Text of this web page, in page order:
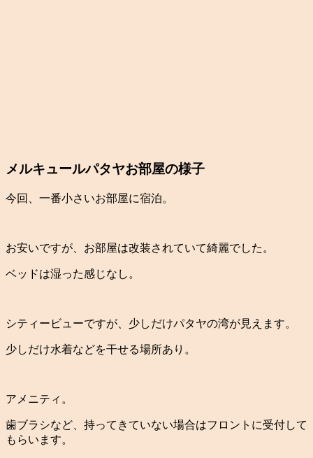
メルキュールパタヤお部屋の様子
今回、一番小さいお部屋に宿泊。
お安いですが、お部屋は改装されていて綺麗でした。
ベッドは湿った感じなし。
シティービューですが、少しだけパタヤの湾が見えます。
少しだけ水着などを干せる場所あり。
アメニティ。
歯ブラシなど、持ってきていない場合はフロントに受付して
もらいます。